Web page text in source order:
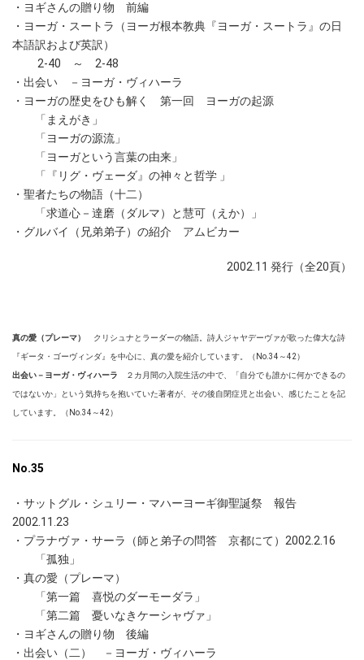
・ヨギさんの贈り物 前編
・ヨーガ・スートラ（ヨーガ根本教典『ヨーガ・スートラ』の日
本語訳および英訳）
2-40 ～ 2-48
・出会い －ヨーガ・ヴィハーラ
・ヨーガの歴史をひも解く 第一回 ヨーガの起源
「まえがき」
「ヨーガの源流」
「ヨーガという言葉の由来」
「『リグ・ヴェーダ』の神々と哲学 」
・聖者たちの物語（十二）
「求道心－達磨（ダルマ）と慧可（えか）」
・グルバイ（兄弟弟子）の紹介 アムビカー
2002.11 発行（全20頁）
真の愛（プレーマ） クリシュナとラーダーの物語。詩人ジャヤデーヴァが歌った偉大な詩
『ギータ・ゴーヴィンダ』を中心に、真の愛を紹介しています。（No.34～42）
出会い－ヨーガ・ヴィハーラ ２カ月間の入院生活の中で、「自分でも誰かに何かできるの
ではないか」という気持ちを抱いていた著者が、その後自閉症児と出会い、感じたことを記
しています。（No.34～42）
No.35
・サットグル・シュリー・マハーヨーギ御聖誕祭 報告
2002.11.23
・プラナヴァ・サーラ（師と弟子の問答 京都にて）2002.2.16
「孤独」
・真の愛（プレーマ）
「第一篇 喜悦のダーモーダラ」
「第二篇 憂いなきケーシャヴァ」
・ヨギさんの贈り物 後編
・出会い（二） －ヨーガ・ヴィハーラ